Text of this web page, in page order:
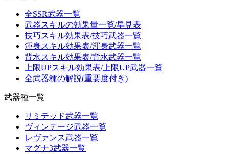
全SSR武器一覧
武器スキルの効果量一覧/早見表
技巧スキル効果表/技巧武器一覧
渾身スキル効果表/渾身武器一覧
背水スキル効果表/背水武器一覧
上限UPスキル効果表/上限UP武器一覧
全武器種の解説(重要度付き)
武器種一覧
リミテッド武器一覧
ヴィンテージ武器一覧
レヴァンス武器一覧
マグナ3武器一覧